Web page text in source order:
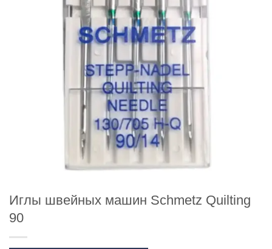
Иглы швейных машин Schmetz Quilting
90